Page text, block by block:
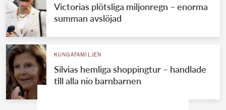
Victorias plötsliga miljonregn – enorma
summan avslöjad
KUNGAFAMILJEN
Silvias hemliga shoppingtur – handlade
till alla nio barnbarnen